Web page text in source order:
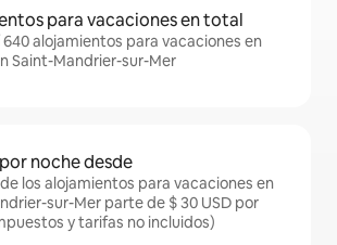
para vacaciones en total
alojamientos para vacaciones en
Saint-Mandrier-sur-Mer
noche desde
los alojamientos para vacaciones en
sur-Mer parte de $ 30 USD por
y tarifas no incluidos)